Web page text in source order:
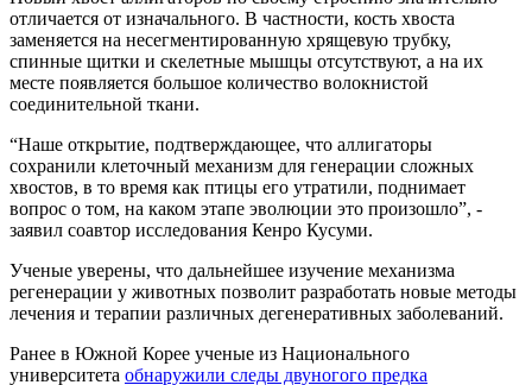
отличается от изначального. В частности, кость хвоста
заменяется на несегментированную хрящевую трубку,
спинные щитки и скелетные мышцы отсутствуют, а на их
месте появляется большое количество волокнистой
соединительной ткани.
“Наше открытие, подтверждающее, что аллигаторы
сохранили клеточный механизм для генерации сложных
хвостов, в то время как птицы его утратили, поднимает
вопрос о том, на каком этапе эволюции это произошло”, -
заявил соавтор исследования Кенро Кусуми.
Ученые уверены, что дальнейшее изучение механизма
регенерации у животных позволит разработать новые методы
лечения и терапии различных дегенеративных заболеваний.
Ранее в Южной Корее ученые из Национального
университета обнаружили следы двуногого предка